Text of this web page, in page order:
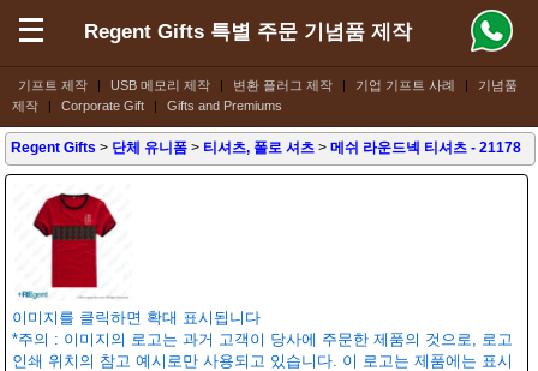
기프트 제작 | USB 메모리 제작 | 변환 플러그 제작 | 기업 기프트 사례 |
기념품
제작
| Corporate Gift | Gifts and Premiums
Regent Gifts 특별 주문 기념품 제작
Regent Gifts > 단체 유니폼 > 티셔츠, 폴로 셔츠 >메쉬 라운드넥 티셔츠 - 21178
이미지를 클릭하면 확대 표시됩니다
*주의 : 이미지의 로고는 과거 고객이 당사에 주문한 제품의 것으로, 로고
인쇄 위치의 참고 예시로만 사용되고 있습니다. 이 로고는 제품에는 표시